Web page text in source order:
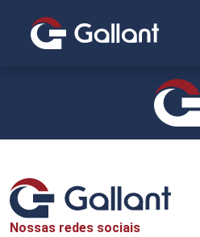
Nossas redes sociais